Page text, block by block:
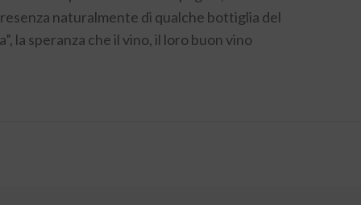
naturalmente di qualche bottiglia del
la speranza che il vino, il loro buon vino